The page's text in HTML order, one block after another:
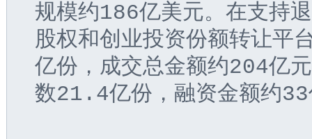
规模约186亿美元。在支持
股权和创业投资份额转让平
亿份，成交总金额约204亿
数21.4亿份，融资金额约33